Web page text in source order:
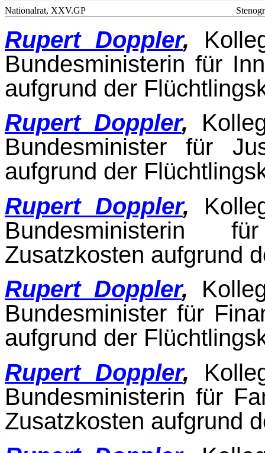
Nationalrat, XXV.GP
Rupert Doppler,
Bundesministerin für
aufgrund der
Rupert Doppler,
Bundesminister für
aufgrund der
Rupert Doppler,
Bundesministerin
Zusatzkosten aufgrund
Rupert Doppler,
Bundesminister für
aufgrund der
Rupert Doppler,
Bundesministerin für
Zusatzkosten aufgrund